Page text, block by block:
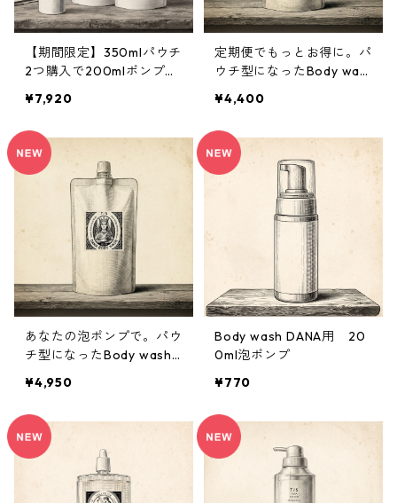
【期間限定】350mlパウチ
2つ購入で200mlポンプ本
¥7,920
定期便でもっとお得に。パ
ウチ型になったBody was
¥4,400
あなたの泡ポンプで。パウ
チ型になったBody wash
フローラル復刻】
¥4,950
Body wash DANA用 20
0ml泡ポンプ
¥770